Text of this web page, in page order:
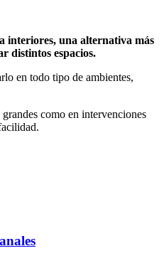
interiores, una alternativa más
distintos espacios.
en todo tipo de ambientes,
como en intervenciones